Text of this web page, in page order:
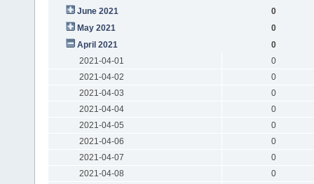
June 2021
0
May 2021
0
April 2021
0
2021-04-01
0
2021-04-02
0
2021-04-03
0
2021-04-04
0
2021-04-05
0
2021-04-06
0
2021-04-07
0
2021-04-08
0